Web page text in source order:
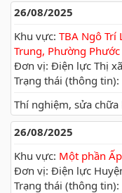
26/08/2025
Khu vực: TBA Ngô Trí
Trung, Phường
Đơn vị: Điện lực Thị
Trạng thái (thông tin):
Thí nghiệm, sửa
26/08/2025
Khu vực: Một phần
Đơn vị: Điện lực
Trạng thái (thông tin):